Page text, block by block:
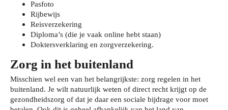
Pasfoto
Rijbewijs
Reisverzekering
Diploma’s (die je vaak online hebt staan)
Doktersverklaring en zorgverzekering.
Zorg in het buitenland
Misschien wel een van het belangrijkste: zorg regelen in het
buitenland. Je wilt natuurlijk weten of direct recht krijgt op de
gezondheidszorg of dat je daar een sociale bijdrage voor moet